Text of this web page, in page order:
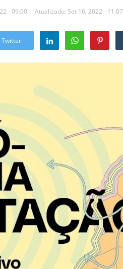
- 09:00 Atualizado: Set 16, 2022 - 11:07
Twitter